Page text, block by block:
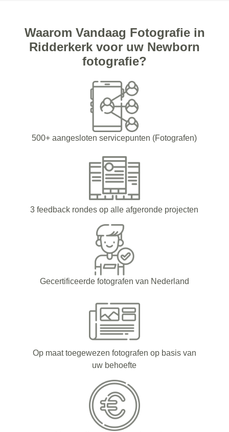
Waarom Vandaag Fotografie in
Ridderkerk voor uw Newborn
fotografie?
500+ aangesloten servicepunten (Fotografen)
3 feedback rondes op alle afgeronde projecten
Gecertificeerde fotografen van Nederland
Op maat toegewezen fotografen op basis van
uw behoefte